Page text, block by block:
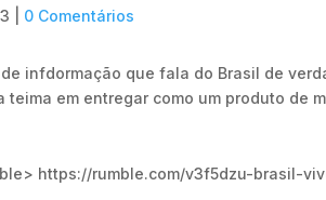
0 Comentários
infdormação que fala do Brasil de
em entregar como um produto de
https://rumble.com/v3f5dzu-brasil-